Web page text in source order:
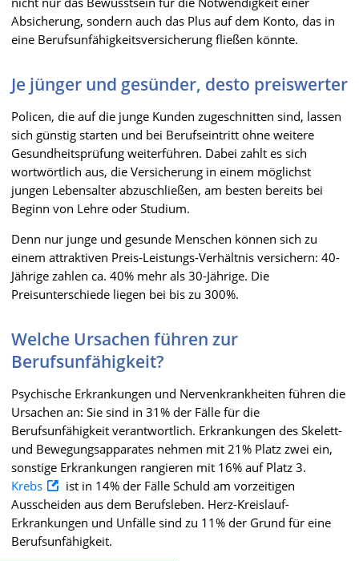
Absicherung, sondern auch das Plus auf dem Konto, das in
eine Berufsunfähigkeitsversicherung fließen könnte.
Je jünger und gesünder, desto preiswerter
Policen, die auf die junge Kunden zugeschnitten sind, lassen
sich günstig starten und bei Berufseintritt ohne weitere
Gesundheitsprüfung weiterführen. Dabei zahlt es sich
wortwörtlich aus, die Versicherung in einem möglichst
jungen Lebensalter abzuschließen, am besten bereits bei
Beginn von Lehre oder Studium.
Denn nur junge und gesunde Menschen können sich zu
einem attraktiven Preis-Leistungs-Verhältnis versichern: 40-
Jährige zahlen ca. 40% mehr als 30-Jährige. Die
Preisunterschiede liegen bei bis zu 300%.
Welche Ursachen führen zur
Berufsunfähigkeit?
Psychische Erkrankungen und Nervenkrankheiten führen die
Ursachen an: Sie sind in 31% der Fälle für die
Berufsunfähigkeit verantwortlich. Erkrankungen des Skelett-
und Bewegungsapparates nehmen mit 21% Platz zwei ein,
sonstige Erkrankungen rangieren mit 16% auf Platz 3.
Krebs
ist in 14% der Fälle Schuld am vorzeitigen
Ausscheiden aus dem Berufsleben. Herz-Kreislauf-
Erkrankungen und Unfälle sind zu 11% der Grund für eine
Berufsunfähigkeit.